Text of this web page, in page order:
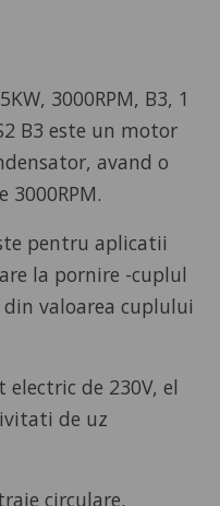
3000RPM, B3, 1
B3 este un motor
avand o
3000RPM.
pentru aplicatii
la pornire -cuplul
valoarea cuplului
de 230V, el
de uz
circulare,